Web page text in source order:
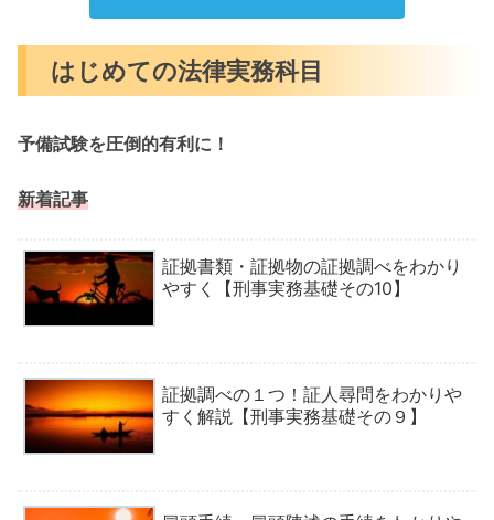
はじめての法律実務科目
予備試験を圧倒的有利に！
新着記事
証拠書類・証拠物の証拠調べをわかり
やすく【刑事実務基礎その10】
証拠調べの１つ！証人尋問をわかりや
すく解説【刑事実務基礎その９】